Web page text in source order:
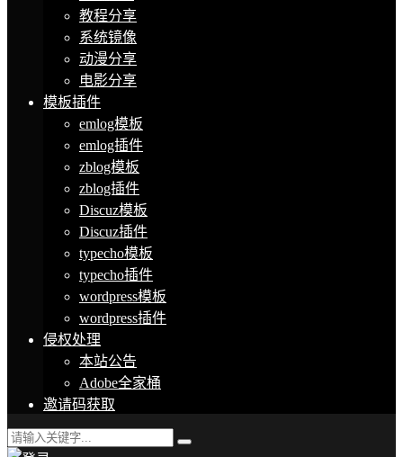
教程分享
系统镜像
动漫分享
电影分享
模板插件
emlog模板
emlog插件
zblog模板
zblog插件
Discuz模板
Discuz插件
typecho模板
typecho插件
wordpress模板
wordpress插件
侵权处理
本站公告
Adobe全家桶
邀请码获取